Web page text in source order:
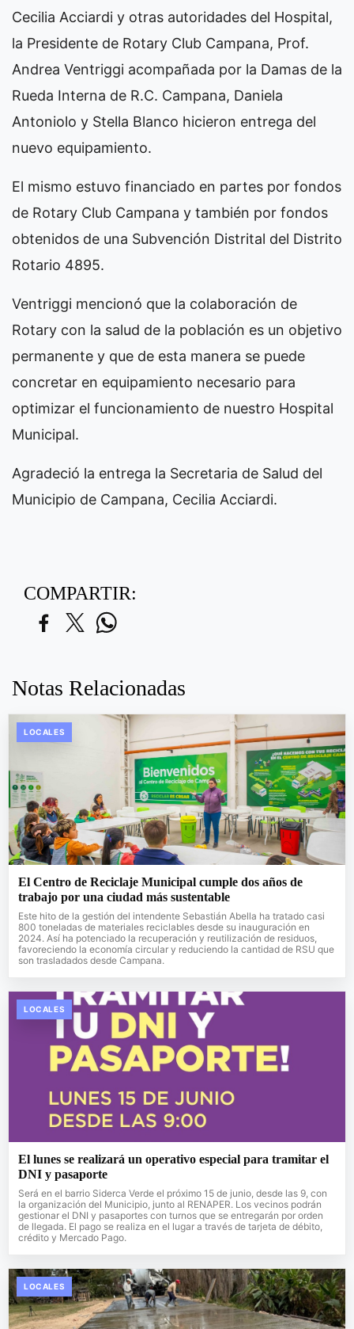
Cecilia Acciardi y otras autoridades del Hospital,
la Presidente de Rotary Club Campana, Prof.
Andrea Ventriggi acompañada por la Damas de la
Rueda Interna de R.C. Campana, Daniela
Antoniolo y Stella Blanco hicieron entrega del
nuevo equipamiento.
El mismo estuvo financiado en partes por fondos
de Rotary Club Campana y también por fondos
obtenidos de una Subvención Distrital del Distrito
Rotario 4895.
Ventriggi mencionó que la colaboración de
Rotary con la salud de la población es un objetivo
permanente y que de esta manera se puede
concretar en equipamiento necesario para
optimizar el funcionamiento de nuestro Hospital
Municipal.
Agradeció la entrega la Secretaria de Salud del
Municipio de Campana, Cecilia Acciardi.
COMPARTIR:
Notas Relacionadas
LOCALES
El Centro de Reciclaje Municipal cumple dos años de
trabajo por una ciudad más sustentable
Este hito de la gestión del intendente Sebastián Abella ha tratado casi
800 toneladas de materiales reciclables desde su inauguración en
2024. Así ha potenciado la recuperación y reutilización de residuos,
favoreciendo la economía circular y reduciendo la cantidad de RSU que
son trasladados desde Campana.
LOCALES
El lunes se realizará un operativo especial para tramitar el
DNI y pasaporte
Será en el barrio Siderca Verde el próximo 15 de junio, desde las 9, con
la organización del Municipio, junto al RENAPER. Los vecinos podrán
gestionar el DNI y pasaportes con turnos que se entregarán por orden
de llegada. El pago se realiza en el lugar a través de tarjeta de débito,
crédito y Mercado Pago.
LOCALES